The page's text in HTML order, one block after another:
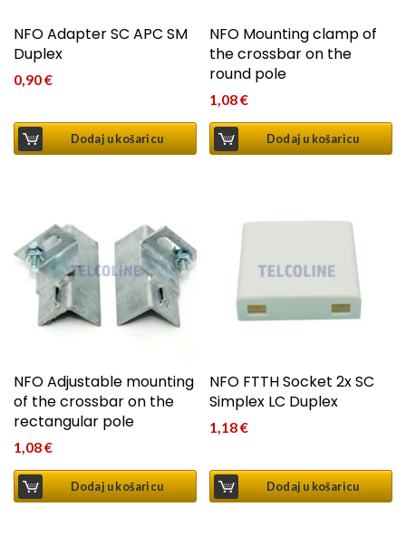
NFO Adapter SC APC SM
Duplex
0,90€
Dodaj u košaricu
NFO Mounting clamp of
the crossbar on the
round pole
1,08€
Dodaj u košaricu
NFO Adjustable mounting
of the crossbar on the
rectangular pole
1,08€
Dodaj u košaricu
NFO FTTH Socket 2x SC
Simplex LC Duplex
1,18€
Dodaj u košaricu